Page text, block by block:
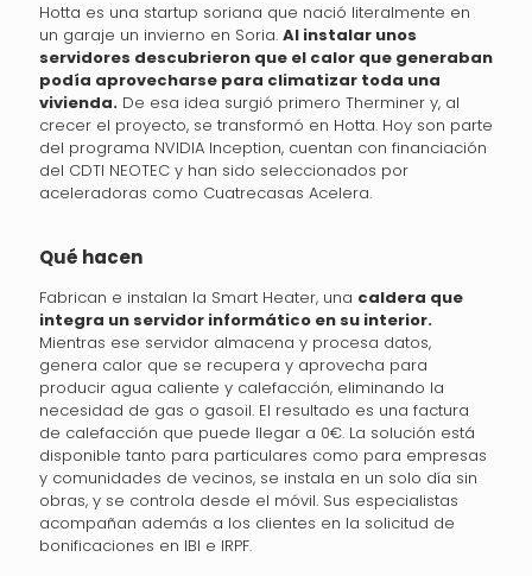
Hotta es una startup soriana que nació literalmente en
un garaje un invierno en Soria. Al instalar unos
servidores descubrieron que el calor que generaban
podía aprovecharse para climatizar toda una
vivienda. De esa idea surgió primero Therminer y, al
crecer el proyecto, se transformó en Hotta. Hoy son parte
del programa NVIDIA Inception, cuentan con financiación
del CDTI NEOTEC y han sido seleccionados por
aceleradoras como Cuatrecasas Acelera.
Qué hacen
Fabrican e instalan la Smart Heater, una caldera que
integra un servidor informático en su interior.
Mientras ese servidor almacena y procesa datos,
genera calor que se recupera y aprovecha para
producir agua caliente y calefacción, eliminando la
necesidad de gas o gasoil. El resultado es una factura
de calefacción que puede llegar a 0€. La solución está
disponible tanto para particulares como para empresas
y comunidades de vecinos, se instala en un solo día sin
obras, y se controla desde el móvil. Sus especialistas
acompañan además a los clientes en la solicitud de
bonificaciones en IBI e IRPF.